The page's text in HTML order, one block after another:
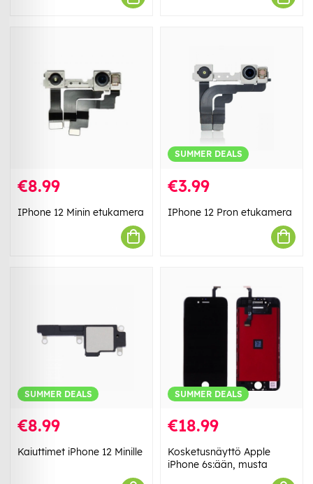
€8.99
IPhone 12 Minin etukamera
SUMMER DEALS
€3.99
IPhone 12 Pron etukamera
SUMMER DEALS
€8.99
Kaiuttimet iPhone 12 Minille
SUMMER DEALS
€18.99
Kosketusnäyttö Apple
iPhone 6s:ään, musta